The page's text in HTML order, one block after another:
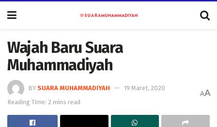
Wajah Baru Suara
Muhammadiyah
BY SUARA MUHAMMADIYAH
19 Maret, 2020
Reading Time: 2 mins read
AA